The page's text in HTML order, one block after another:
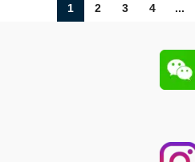
1 2 3 4 ...